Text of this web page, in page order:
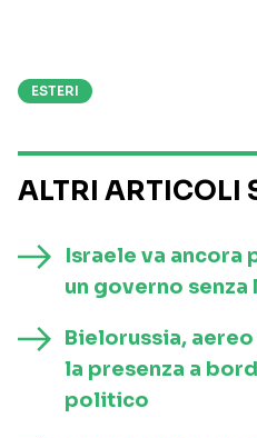
ESTERI
ALTRI ARTICOLI
Israele va ancora
un governo senza
Bielorussia,
la presenza a
politico